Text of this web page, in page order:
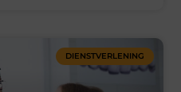
DIENSTVERLENING